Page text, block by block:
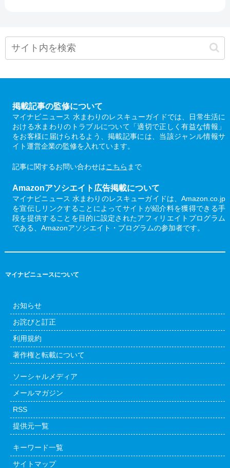
掲載記事の監修について
マイナビニュース 水まわりのレスキューガイドでは、日常生活に
おける水まわりのトラブルについて「適切で正しく有益な情報」
をお客様に届けられるよう、掲載記事には、当該ジャンル情報サ
イト運営企業の監修を入れています。
記事に関するお問い合わせはこちら まで
Amazonアソシエイト広告掲載について
マイナビニュース 水まわりのレスキューガイドは、Amazon.co.jp
を宣伝しリンクすることによってサイトが紹介料を獲得できる手
段を提供することを目的に設定されたアフィリエイトプログラム
である、Amazonアソシエイト・プログラムの参加者です。
マイナビニュースについて
お知らせ
お詫びと訂正
利用規約
著作権と転載について
ソーシャルメディア
メールマガジン
RSS
提供元一覧
キーワード一覧
サイトマップ